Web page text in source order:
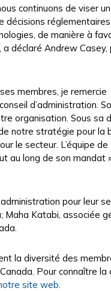
continuons de viser
décisions
de manière à
déclaré Andrew
membres, je remercie
d’administration.
organisation. Sous sa
notre stratégie pour la
le secteur. L’équipe
au long de son mandat
pour leur
Maha Katabi, associée
la diversité des
Pour connaître la
site web.